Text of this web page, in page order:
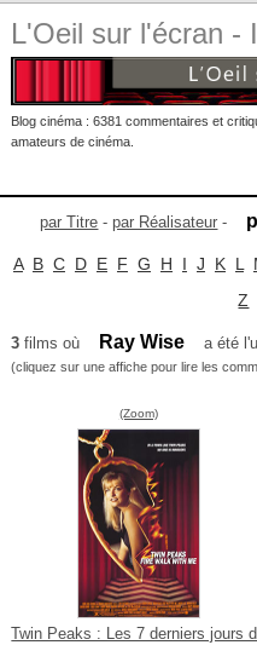
L'Oeil sur l'écran -
Blog cinéma : 6381 commentaires et
amateurs de cinéma.
par Titre -par Réalisateur -
A B C D E F G H I J K L
Z
3films où Ray Wise a été
(cliquez sur une affiche pour lire les
(Zoom)
Twin Peaks : Les 7 derniers jours